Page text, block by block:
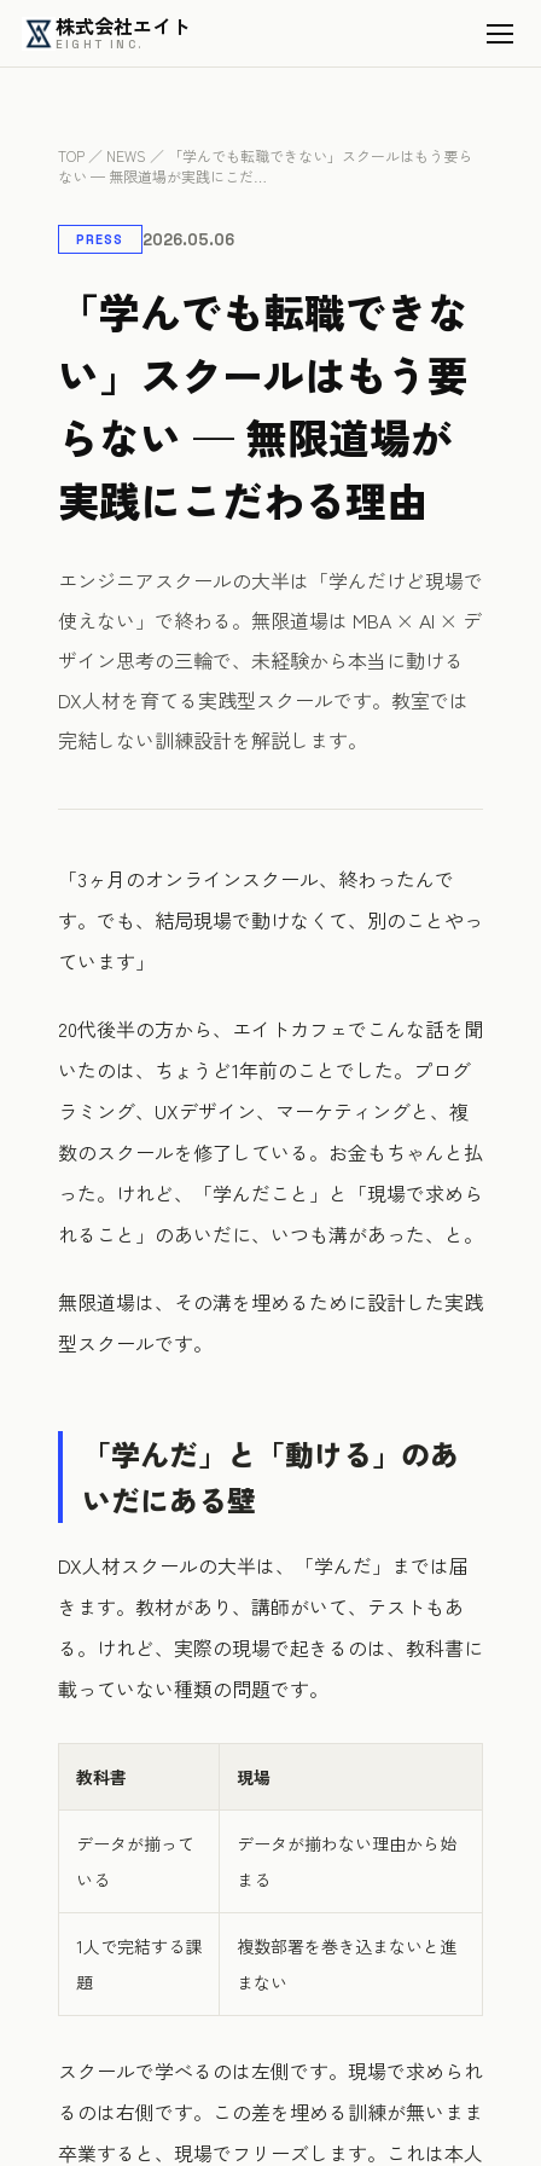
株式会社エイト
EIGHT INC.
TOP ／ NEWS ／ 「学んでも転職できない」スクールはもう要ら
ない — 無限道場が実践にこだ…
PRESS 2026.05.06
「学んでも転職できな
い」スクールはもう要
らない — 無限道場が
実践にこだわる理由
エンジニアスクールの大半は「学んだけど現場で
使えない」で終わる。無限道場は MBA × AI × デ
ザイン思考の三輪で、未経験から本当に動ける
DX人材を育てる実践型スクールです。教室では
完結しない訓練設計を解説します。
「3ヶ月のオンラインスクール、終わったんで
す。でも、結局現場で動けなくて、別のことやっ
ています」
20代後半の方から、エイトカフェでこんな話を聞
いたのは、ちょうど1年前のことでした。プログ
ラミング、UXデザイン、マーケティングと、複
数のスクールを修了している。お金もちゃんと払
った。けれど、「学んだこと」と「現場で求めら
れること」のあいだに、いつも溝があった、と。
無限道場は、その溝を埋めるために設計した実践
型スクールです。
「学んだ」と「動ける」のあ
いだにある壁
DX人材スクールの大半は、「学んだ」までは届
きます。教材があり、講師がいて、テストもあ
る。けれど、実際の現場で起きるのは、教科書に
載っていない種類の問題です。
教科書 現場
データが揃って
いる
データが揃わない理由から始
まる
1人で完結する課
題
複数部署を巻き込まないと進
まない
スクールで学べるのは左側です。現場で求められ
るのは右側です。この差を埋める訓練が無いまま
卒業すると、現場でフリーズします。これは本人